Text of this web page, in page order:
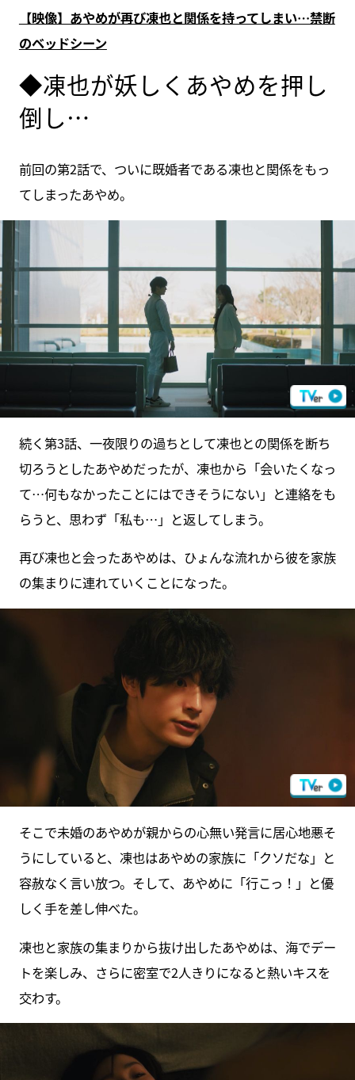
【映像】あやめが再び凍也と関係を持ってしまい…禁断
のベッドシーン
◆凍也が妖しくあやめを押し
倒し…
前回の第2話で、ついに既婚者である凍也と関係をもっ
てしまったあやめ。
続く第3話、一夜限りの過ちとして凍也との関係を断ち
切ろうとしたあやめだったが、凍也から「会いたくなっ
て…何もなかったことにはできそうにない」と連絡をも
らうと、思わず「私も…」と返してしまう。
再び凍也と会ったあやめは、ひょんな流れから彼を家族
の集まりに連れていくことになった。
そこで未婚のあやめが親からの心無い発言に居心地悪そ
うにしていると、凍也はあやめの家族に「クソだな」と
容赦なく言い放つ。そして、あやめに「行こっ！」と優
しく手を差し伸べた。
凍也と家族の集まりから抜け出したあやめは、海でデー
トを楽しみ、さらに密室で2人きりになると熱いキスを
交わす。